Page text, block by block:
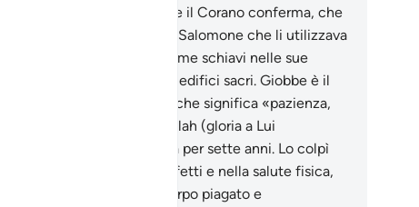
nota. La tradizione riferisce, e il Corano conferma, che
i dèmoni erano sottomessi a Salomone che li utilizzava
come pescatori di perle e come schiavi nelle sue
miniere e nei suoi cantieri di edifici sacri. Giobbe è il
simbolo del «sabr», termine che significa «pazienza,
costanza, sopportazione». Allah (gloria a Lui
l’Altissimo) lo mise alla prova per sette anni. Lo colpì
duramente nei beni, negli affetti e nella salute fisica,
riducendolo ad un povero corpo piagato e